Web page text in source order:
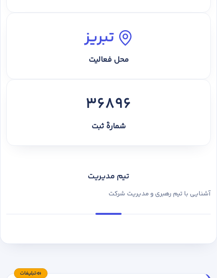
تبریز
محل فعالیت
36896
شمارهٔ ثبت
تیم مدیریت
آشنایی با تیم رهبری و مدیریت شرکت
تبلیغات